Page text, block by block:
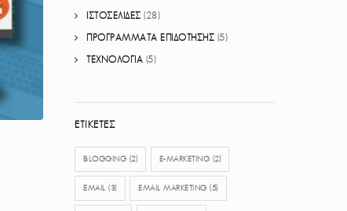
ΙΣΤΟΣΕΛΙΔΕΣ (28)
ΠΡΟΓΡΑΜΜΑΤΑ ΕΠΙΔΟΤΗΣΗΣ (5)
ΤΕΧΝΟΛΟΓΙΑ (5)
ΕΤΙΚΈΤΕΣ
BLOGGING (2) E-MARKETING (2)
EMAIL (3) EMAIL MARKETING (5)